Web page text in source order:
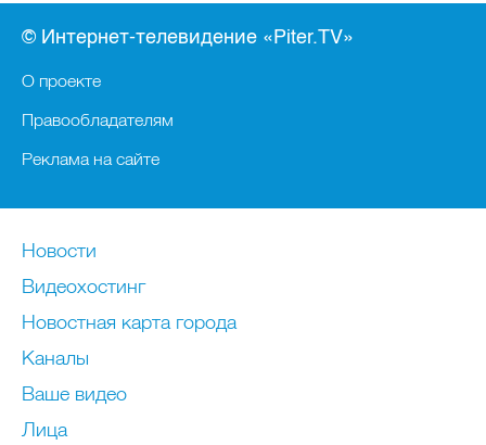
© Интернет-телевидение «Piter.TV»
О проекте
Правообладателям
Реклама на сайте
Новости
Видеохостинг
Новостная карта города
Каналы
Ваше видео
Лица